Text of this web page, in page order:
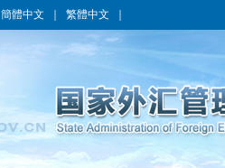
簡體中文 繁體中文